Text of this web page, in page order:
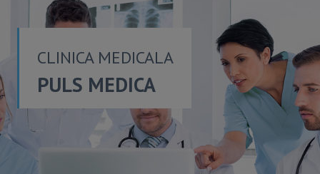
CLINICA MEDICALA
PULS MEDICA